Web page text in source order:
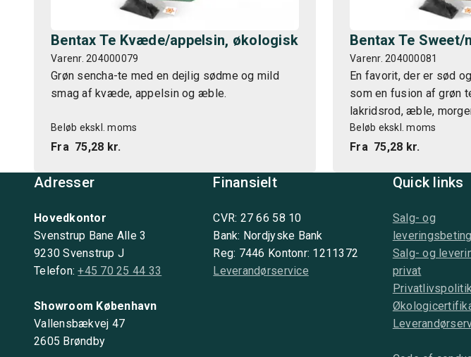
Bentax Te Kvæde/appelsin, økologisk
Varenr. 204000079
Grøn sencha-te med en dejlig sødme og mild
smag af kvæde, appelsin og æble.
Beløb ekskl. moms
Fra 75,28 kr.
Bentax Te
Varenr. 204000081
En favorit, der er sød
som en fusion af grøn
lakridsrod, æble,
Beløb ekskl. moms
Fra 75,28 kr.
Adresser
Hovedkontor
Svenstrup Bane Alle 3
9230 Svenstrup J
Telefon:+45 70 25 44 33
Showroom København
Vallensbækvej 47
2605 Brøndby
Finansielt
CVR: 27 66 58 10
Bank: Nordjyske Bank
Reg: 7446 Kontonr: 1211372
Leverandørservice
Quick links
Salg- og
Salg- og
privat